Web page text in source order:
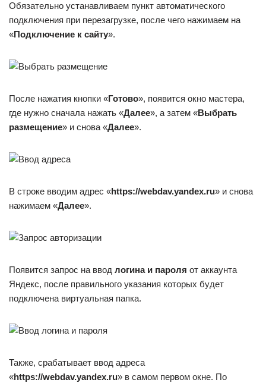
Обязательно устанавливаем пункт автоматического
подключения при перезагрузке, после чего нажимаем на
«Подключение к сайту».
После нажатия кнопки «Готово», появится окно мастера,
где нужно сначала нажать «Далее», а затем «Выбрать
размещение» и снова «Далее».
В строке вводим адрес «https://webdav.yandex.ru» и снова
нажимаем «Далее».
Появится запрос на ввод логина и пароля от аккаунта
Яндекс, после правильного указания которых будет
подключена виртуальная папка.
Также, срабатывает ввод адреса
«https://webdav.yandex.ru» в самом первом окне. По